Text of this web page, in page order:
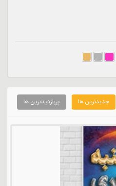
جدیدترین ها پربازدیدترین ها